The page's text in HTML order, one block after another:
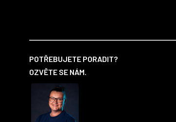
POTŘEBUJETE PORADIT?
OZVĚTE SE NÁM.